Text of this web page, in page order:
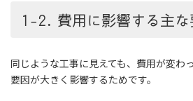
1-2. 費用に影響する主な
同じような工事に見えても、費用が変わ
要因が大きく影響するためです。